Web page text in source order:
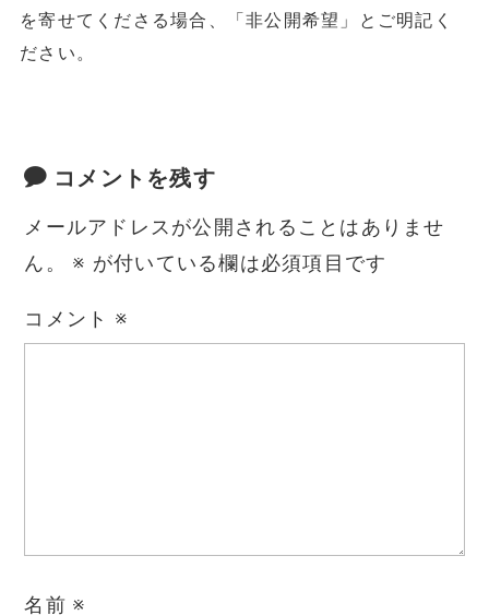
を寄せてくださる場合、「非公開希望」とご明記く
ださい。
コメントを残す
メールアドレスが公開されることはありませ
ん。
※ が付いている欄は必須項目です
コメント ※
名前 ※